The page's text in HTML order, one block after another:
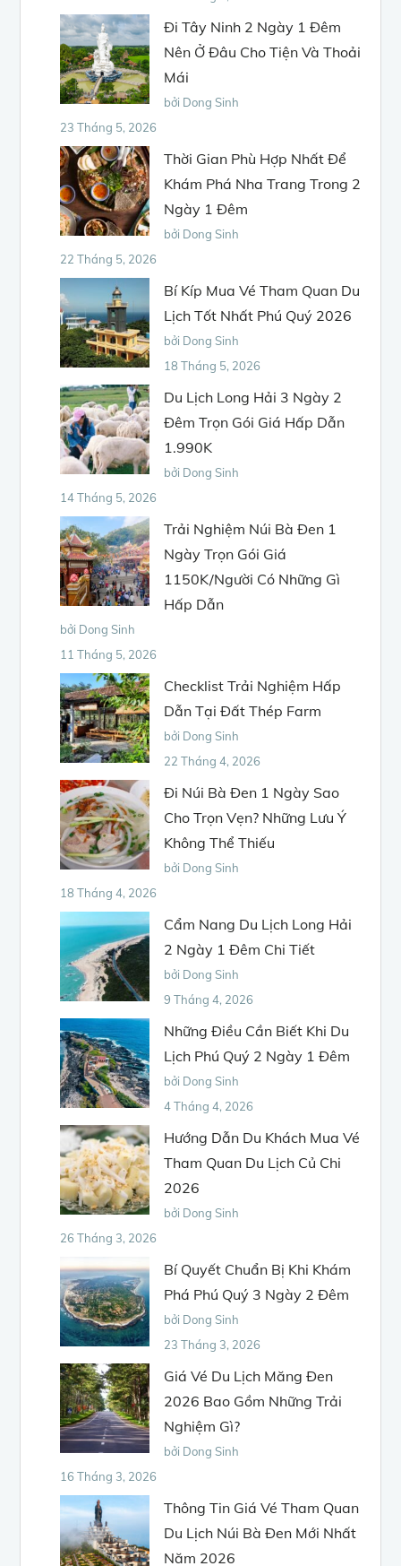
Đi Tây Ninh 2 Ngày 1 Đêm
Nên Ở Đâu Cho Tiện Và Thoải
Mái
bởi Dong Sinh
23 Tháng 5, 2026
Thời Gian Phù Hợp Nhất Để
Khám Phá Nha Trang Trong 2
Ngày 1 Đêm
bởi Dong Sinh
22 Tháng 5, 2026
Bí Kíp Mua Vé Tham Quan Du
Lịch Tốt Nhất Phú Quý 2026
bởi Dong Sinh
18 Tháng 5, 2026
Du Lịch Long Hải 3 Ngày 2
Đêm Trọn Gói Giá Hấp Dẫn
1.990K
bởi Dong Sinh
14 Tháng 5, 2026
Trải Nghiệm Núi Bà Đen 1
Ngày Trọn Gói Giá
1150K/Người Có Những Gì
Hấp Dẫn
bởi Dong Sinh
11 Tháng 5, 2026
Checklist Trải Nghiệm Hấp
Dẫn Tại Đất Thép Farm
bởi Dong Sinh
22 Tháng 4, 2026
Đi Núi Bà Đen 1 Ngày Sao
Cho Trọn Vẹn? Những Lưu Ý
Không Thể Thiếu
bởi Dong Sinh
18 Tháng 4, 2026
Cẩm Nang Du Lịch Long Hải
2 Ngày 1 Đêm Chi Tiết
bởi Dong Sinh
9 Tháng 4, 2026
Những Điều Cần Biết Khi Du
Lịch Phú Quý 2 Ngày 1 Đêm
bởi Dong Sinh
4 Tháng 4, 2026
Hướng Dẫn Du Khách Mua Vé
Tham Quan Du Lịch Củ Chi
2026
bởi Dong Sinh
26 Tháng 3, 2026
Bí Quyết Chuẩn Bị Khi Khám
Phá Phú Quý 3 Ngày 2 Đêm
bởi Dong Sinh
23 Tháng 3, 2026
Giá Vé Du Lịch Măng Đen
2026 Bao Gồm Những Trải
Nghiệm Gì?
bởi Dong Sinh
16 Tháng 3, 2026
Thông Tin Giá Vé Tham Quan
Du Lịch Núi Bà Đen Mới Nhất
Năm 2026